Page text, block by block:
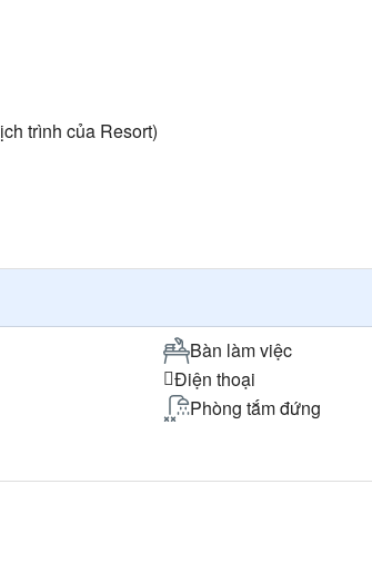
trình của Resort)
Bàn làm việc
Điện thoại
Phòng tắm đứng